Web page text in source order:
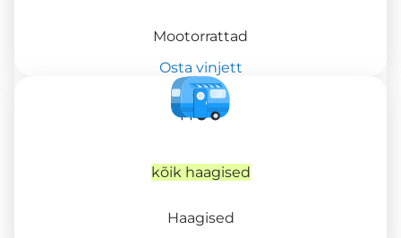
Mootorrattad
Osta vinjett
kõik haagised
Haagised